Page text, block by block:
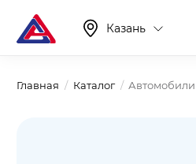
Казань
Главная Каталог